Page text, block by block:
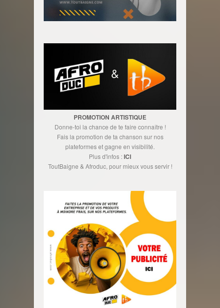
PROMOTION ARTISTIQUE
Donne-toi la chance de te faire connaître !
Fais la promotion de ta chanson sur nos
plateformes et gagne en visibilité.
Plus d'infos :ICI
ToutBaigne & Afroduc, pour mieux vous servir !